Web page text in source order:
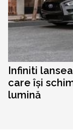
Infiniti
care își
lumină